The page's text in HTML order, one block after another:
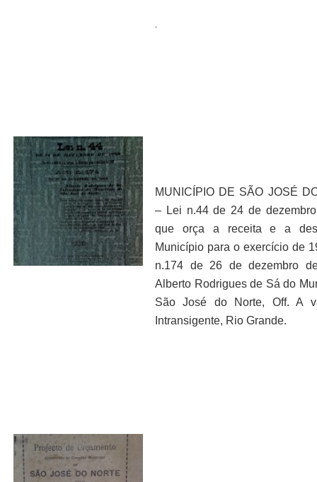
.
MUNICÍPIO DE SÃO JOSÉ
– Lei n.44 de 24 de
que orça a receita e a
Município para o exercício de
n.174 de 26 de dezembro
Alberto Rodrigues de Sá do
São José do Norte, Off. A
Intransigente, Rio Grande.